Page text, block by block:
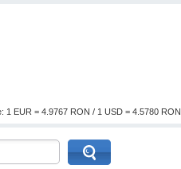
1 EUR = 4.9767 RON / 1 USD = 4.5780 RON